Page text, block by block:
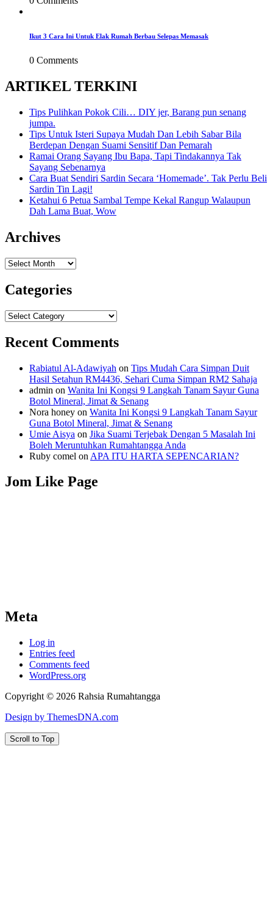
Ikut 3 Cara Ini Untuk Elak Rumah Berbau Selepas Memasak
0 Comments
ARTIKEL TERKINI
Tips Pulihkan Pokok Cili… DIY jer, Barang pun senang
jumpa.
Tips Untuk Isteri Supaya Mudah Dan Lebih Sabar Bila
Berdepan Dengan Suami Sensitif Dan Pemarah
Ramai Orang Sayang Ibu Bapa, Tapi Tindakannya Tak
Sayang Sebenarnya
Cara Buat Sendiri Sardin Secara ‘Homemade’. Tak Perlu Beli
Sardin Tin Lagi!
Ketahui 6 Petua Sambal Tempe Kekal Rangup Walaupun
Dah Lama Buat, Wow
Archives
Archives
Categories
Categories
Recent Comments
Rabiatul Al-Adawiyah on Tips Mudah Cara Simpan Duit
Hasil Setahun RM4436, Sehari Cuma Simpan RM2 Sahaja
admin on Wanita Ini Kongsi 9 Langkah Tanam Sayur Guna
Botol Mineral, Jimat & Senang
Nora honey on Wanita Ini Kongsi 9 Langkah Tanam Sayur
Guna Botol Mineral, Jimat & Senang
Umie Aisya on Jika Suami Terjebak Dengan 5 Masalah Ini
Boleh Meruntuhkan Rumahtangga Anda
Ruby comel on APA ITU HARTA SEPENCARIAN?
Jom Like Page
Meta
Log in
Entries feed
Comments feed
WordPress.org
Copyright © 2026 Rahsia Rumahtangga
Design by ThemesDNA.com
Scroll to Top